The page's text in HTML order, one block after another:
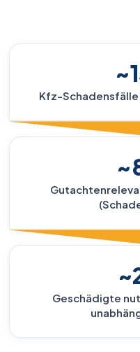
Kfz-Schadensfälle
Geschädigte